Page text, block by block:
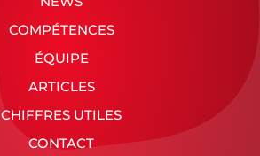
COMPÉTENCES
ÉQUIPE
ARTICLES
CHIFFRES UTILES
CONTACT